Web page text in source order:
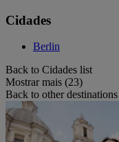
Cidades
Berlin
Back to Cidades list
Mostrar mais (23)
Back to other